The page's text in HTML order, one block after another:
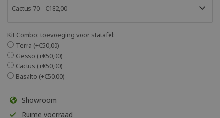
Kit Combo: toevoeging voor statafel:
Terra (+€50,00)
Gesso (+€50,00)
Cactus (+€50,00)
Basalto (+€50,00)
Showroom
Ruime voorraad